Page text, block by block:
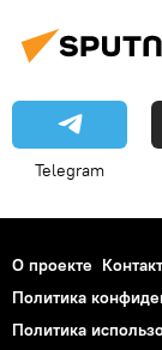
Telegram
О проекте
Политика
Политика